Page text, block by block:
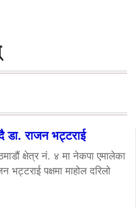
डा. राजन भट्टराई
क्षेत्र नं. ४ मा नेकपा एमालेका
भट्टराई पक्षमा माहोल दरिलो